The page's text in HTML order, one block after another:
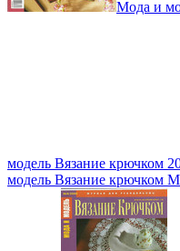
Мода и
модель Вязание крючком
модель Вязание крючком